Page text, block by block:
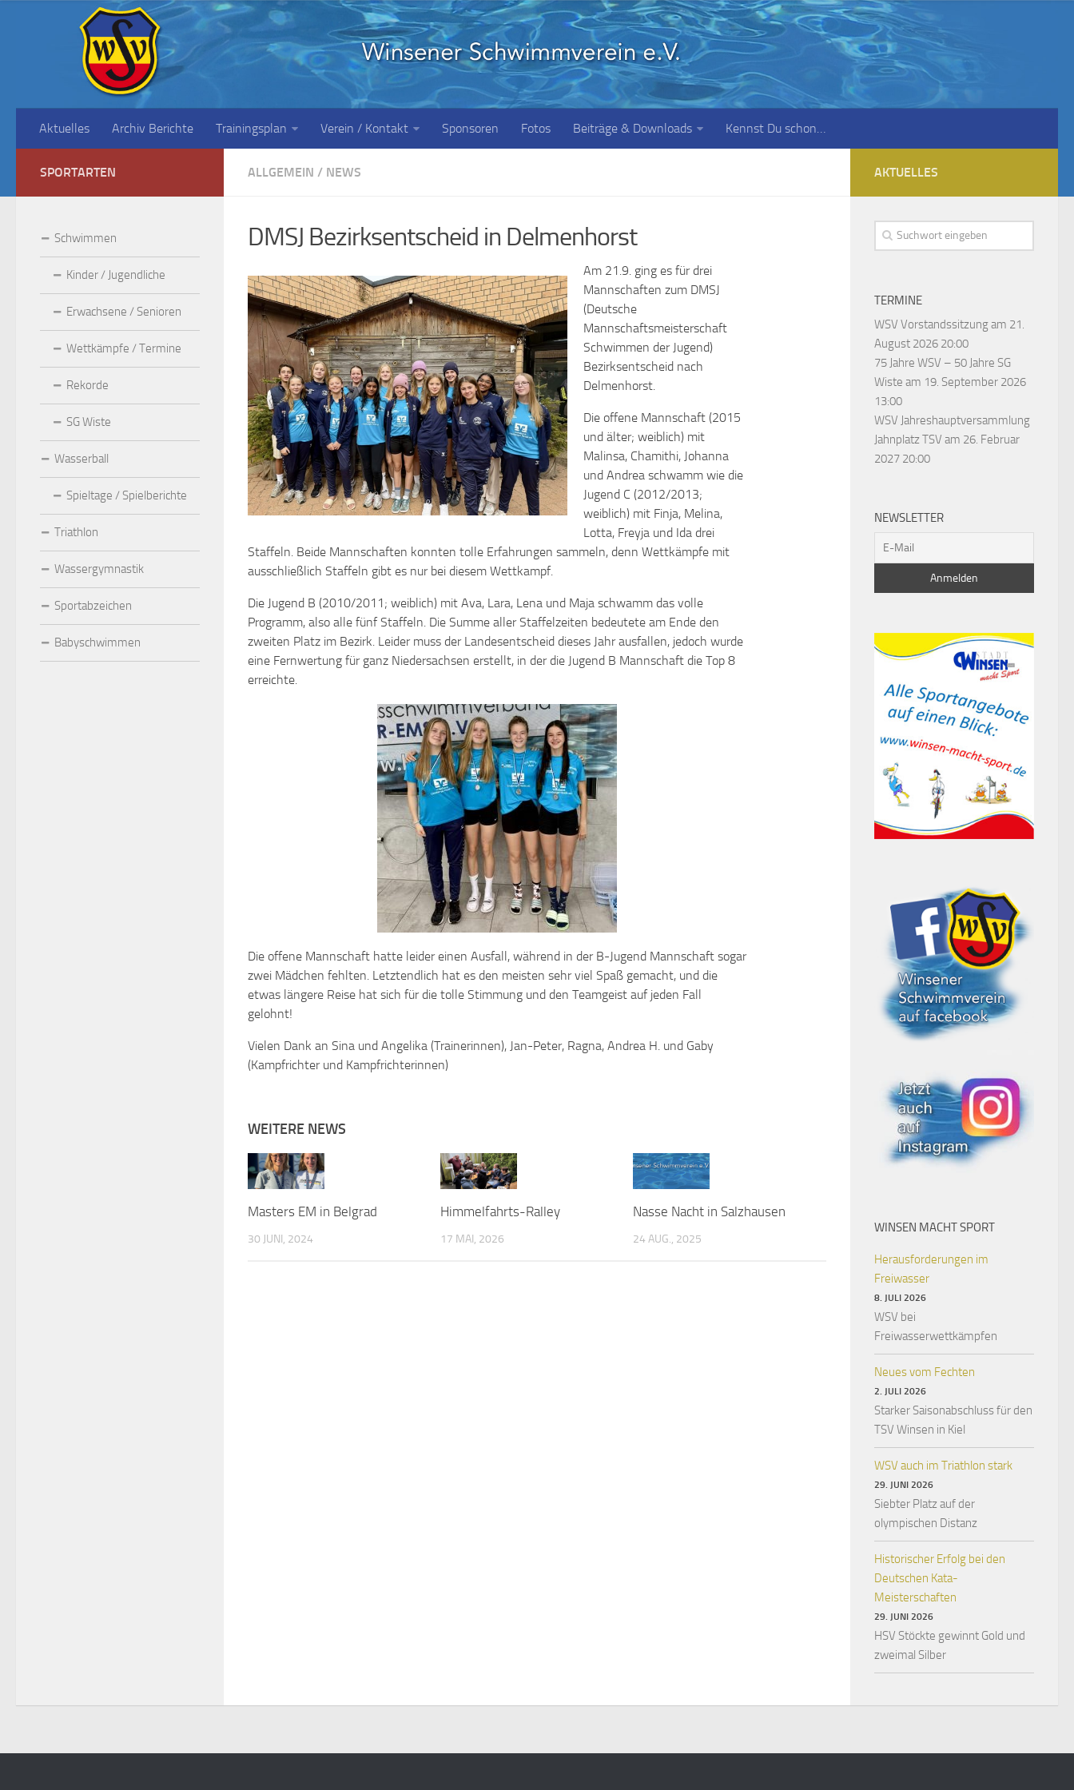
Aktuelles Archiv Berichte Trainingsplan Verein / Kontakt Sponsoren Fotos Beiträge & Downloads Kennst Du schon…
ALLGEMEIN / NEWS
DMSJ Bezirksentscheid in Delmenhorst
Am 21.9. ging es für drei
Mannschaften zum DMSJ
(Deutsche
Mannschaftsmeisterschaft
Schwimmen der Jugend)
Bezirksentscheid nach
Delmenhorst.
Die offene Mannschaft (2015
und älter; weiblich) mit
Malinsa, Chamithi, Johanna
und Andrea schwamm wie die
Jugend C (2012/2013;
weiblich) mit Finja, Melina,
Lotta, Freyja und Ida drei
Staffeln. Beide Mannschaften konnten tolle Erfahrungen sammeln, denn Wettkämpfe mit
ausschließlich Staffeln gibt es nur bei diesem Wettkampf.
Die Jugend B (2010/2011; weiblich) mit Ava, Lara, Lena und Maja schwamm das volle
Programm, also alle fünf Staffeln. Die Summe aller Staffelzeiten bedeutete am Ende den
zweiten Platz im Bezirk. Leider muss der Landesentscheid dieses Jahr ausfallen, jedoch wurde
eine Fernwertung für ganz Niedersachsen erstellt, in der die Jugend B Mannschaft die Top 8
erreichte.
Die offene Mannschaft hatte leider einen Ausfall, während in der B-Jugend Mannschaft sogar
zwei Mädchen fehlten. Letztendlich hat es den meisten sehr viel Spaß gemacht, und die
etwas längere Reise hat sich für die tolle Stimmung und den Teamgeist auf jeden Fall
gelohnt!
Vielen Dank an Sina und Angelika (Trainerinnen), Jan-Peter, Ragna, Andrea H. und Gaby
(Kampfrichter und Kampfrichterinnen)
WEITERE NEWS
Masters EM in Belgrad
30 JUNI, 2024
Himmelfahrts-Ralley
17 MAI, 2026
Nasse Nacht in Salzhausen
24 AUG., 2025
SPORTARTEN
Schwimmen
Kinder / Jugendliche
Erwachsene / Senioren
Wettkämpfe / Termine
Rekorde
SG Wiste
Wasserball
Spieltage / Spielberichte
Triathlon
Wassergymnastik
Sportabzeichen
Babyschwimmen
AKTUELLES
TERMINE
WSV Vorstandssitzungam 21.
August 2026 20:00
75 Jahre WSV – 50 Jahre SG
Wiste am 19. September 2026
13:00
WSV Jahreshauptversammlung
Jahnplatz TSV am 26. Februar
2027 20:00
NEWSLETTER
WINSEN MACHT SPORT
Herausforderungen im
Freiwasser
8. JULI 2026
WSV bei
Freiwasserwettkämpfen
Neues vom Fechten
2. JULI 2026
Starker Saisonabschluss für den
TSV Winsen in Kiel
WSV auch im Triathlon stark
29. JUNI 2026
Siebter Platz auf der
olympischen Distanz
Historischer Erfolg bei den
Deutschen Kata-
Meisterschaften
29. JUNI 2026
HSV Stöckte gewinnt Gold und
zweimal Silber